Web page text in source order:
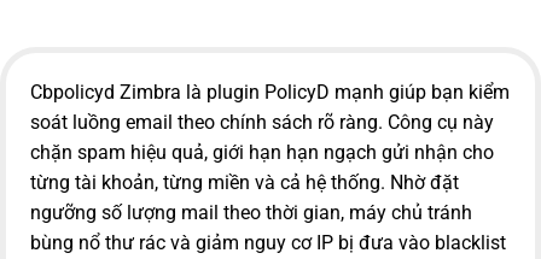
Cbpolicyd Zimbra là plugin PolicyD mạnh giúp bạn kiểm
soát luồng email theo chính sách rõ ràng. Công cụ này
chặn spam hiệu quả, giới hạn hạn ngạch gửi nhận cho
từng tài khoản, từng miền và cả hệ thống. Nhờ đặt
ngưỡng số lượng mail theo thời gian, máy chủ tránh
bùng nổ thư rác và giảm nguy cơ IP bị đưa vào blacklist